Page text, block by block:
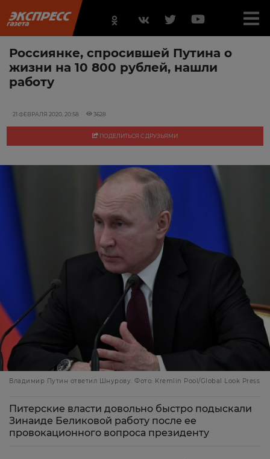
Россиянке, спросившей Путина о
жизни на 10 800 рублей, нашли
работу
21 ФЕВРАЛЯ 2020, 20:58 3628
ПОДЕЛИТЬСЯ С ДРУЗЬЯМИ
Владимир Путин ответил Шнурову. Фото: Kremlin Pool/Global Look Press
Питерские власти довольно быстро подыскали
Зинаиде Беликовой работу после ее
провокационного вопроса президенту